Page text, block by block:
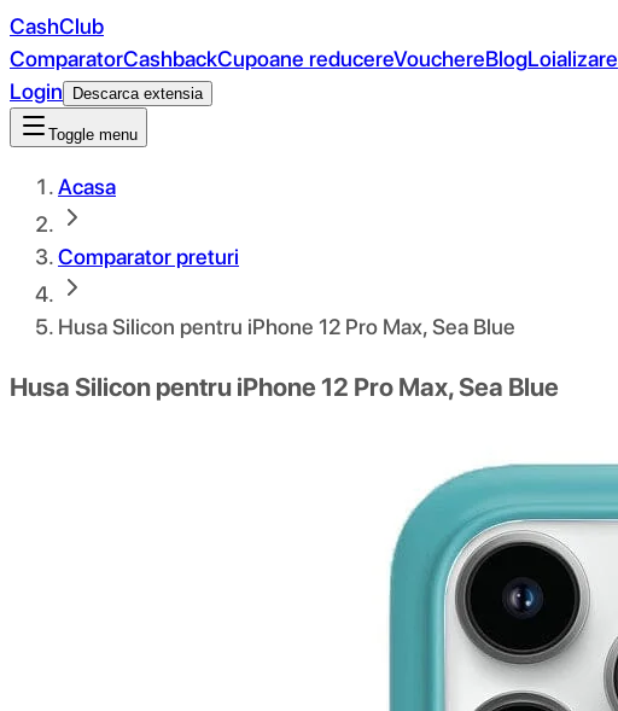
CashClub
ComparatorCashbackCupoane reducereVouchereBlogLoializare
Login
Descarca extensia
Toggle menu
Acasa
Comparator preturi
Husa Silicon pentru iPhone 12 Pro Max, Sea Blue
Husa Silicon pentru iPhone 12 Pro Max, Sea Blue